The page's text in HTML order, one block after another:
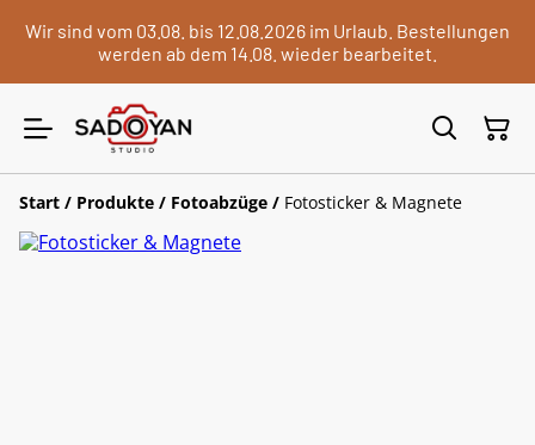
Wir sind vom 03.08. bis 12.08.2026 im Urlaub. Bestellungen
werden ab dem 14.08. wieder bearbeitet.
Start / Produkte / Fotoabzüge / Fotosticker & Magnete